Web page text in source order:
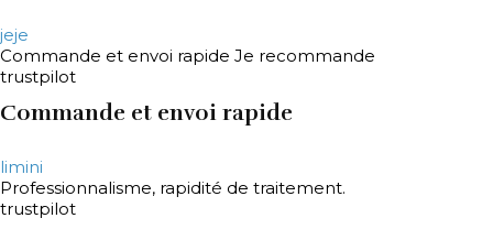
jeje
Commande et envoi rapide Je recommande
trustpilot
Commande et envoi rapide
limini
Professionnalisme, rapidité de traitement.
trustpilot